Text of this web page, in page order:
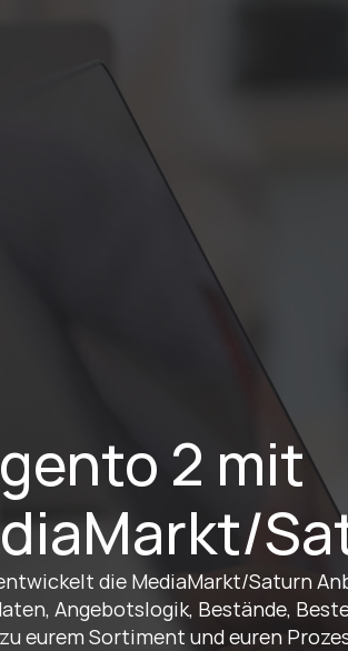
2 mit
die MediaMarkt/Saturn
Angebotslogik, Bestände,
eurem Sortiment und euren